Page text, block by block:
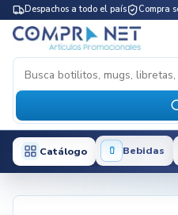
Despachos a todo el país Compra
Catálogo Bebidas